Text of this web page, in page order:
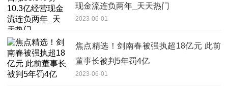
现金流连负两年_天天热门
2023-06-01
焦点精选！剑南春被强执超18亿元 此前
董事长被判5年罚4亿
2023-06-01